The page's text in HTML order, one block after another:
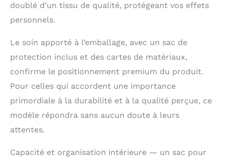
doublé d’un tissu de qualité, protégeant vos effets
personnels.
Le soin apporté à l’emballage, avec un sac de
protection inclus et des cartes de matériaux,
confirme le positionnement premium du produit.
Pour celles qui accordent une importance
primordiale à la durabilité et à la qualité perçue, ce
modèle répondra sans aucun doute à leurs
attentes.
Capacité et organisation intérieure — un sac pour